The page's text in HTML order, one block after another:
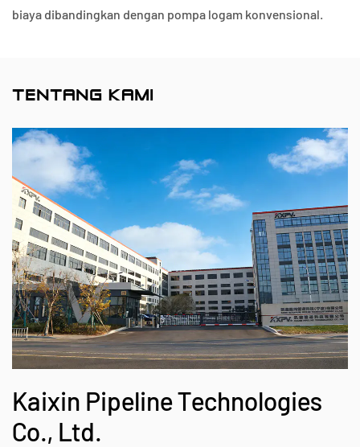
biaya dibandingkan dengan pompa logam konvensional.
TENTANG KAMI
Kaixin Pipeline Technologies
Co., Ltd.